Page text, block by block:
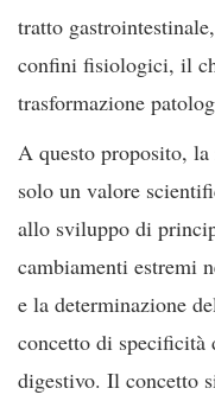
tratto
confini fisiologici, il
trasformazione
A questo proposito,
solo un valore
allo sviluppo di
cambiamenti estremi
e la determinazione
concetto di specificità
digestivo. Il concetto